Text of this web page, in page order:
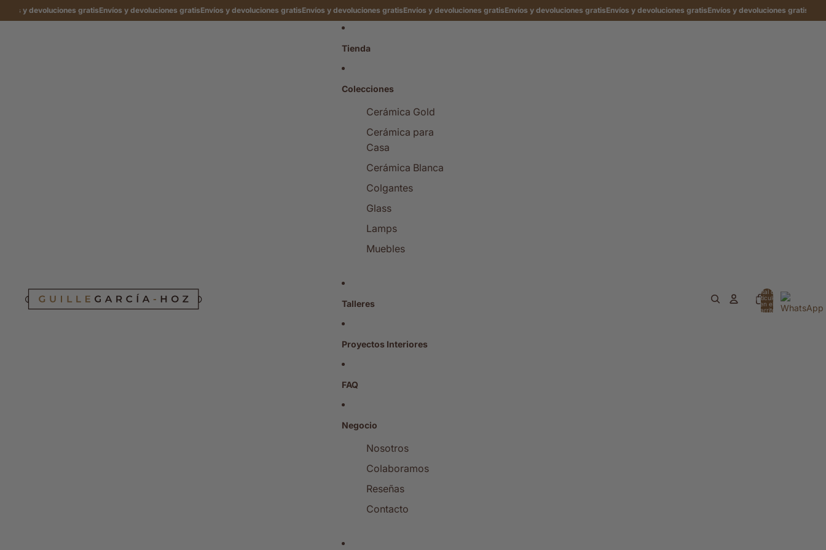
y devoluciones gratisEnvíos y devoluciones gratisEnvíos y devoluciones gratisEnvíos y devoluciones gratisEnvíos y devoluciones gratisEnvíos y devoluciones gratisEnvíos y devoluciones gratisEnvíos y devoluciones gratisEnvíos
Tienda
Colecciones
Cerámica Gold
Cerámica para
Casa
Cerámica Blanca
Colgantes
Glass
Lamps
Muebles
Talleres
Proyectos Interiores
FAQ
Negocio
Nosotros
Colaboramos
Reseñas
Contacto
Total de
artículos
en el
carrito: